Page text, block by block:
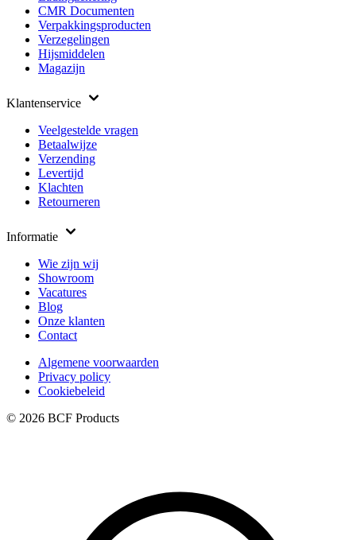
CMR Documenten
Verpakkingsproducten
Verzegelingen
Hijsmiddelen
Magazijn
Klantenservice
Veelgestelde vragen
Betaalwijze
Verzending
Levertijd
Klachten
Retourneren
Informatie
Wie zijn wij
Showroom
Vacatures
Blog
Onze klanten
Contact
Algemene voorwaarden
Privacy policy
Cookiebeleid
© 2026 BCF Products